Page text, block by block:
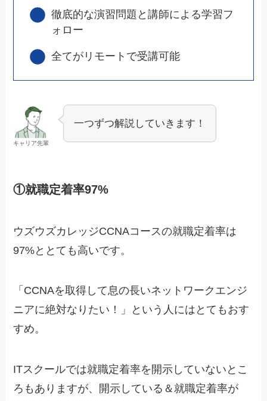
徹底的な演習問題と講師による学習フ
ォロー
全てがリモートで受講可能
キャリア先輩
一つずつ解説していきます！
①就職定着率97%
ウズウズカレッジCCNAコースの就職定着率は
97%ととても高いです。
「CCNAを取得して息の長いネットワークエンジ
ニアに絶対なりたい！」
という人にはとてもおす
すめ。
ITスクールでは就職定着率を開示していないとこ
ろもありますが、開示している＆就職定着率が